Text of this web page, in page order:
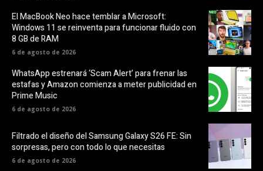
El MacBook Neo hace temblar a Microsoft:
Windows 11 se reinventa para funcionar fluido con
8 GB de RAM
6 de agosto de 2026
WhatsApp estrenará ‘Scam Alert’ para frenar las
estafas y Amazon comienza a meter publicidad en
Prime Music
6 de agosto de 2026
Filtrado el diseño del Samsung Galaxy S26 FE: Sin
sorpresas, pero con todo lo que necesitas
6 de agosto de 2026